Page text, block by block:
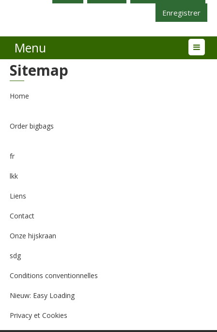
Enregistrer
Menu
Sitemap
Home
Order bigbags
fr
lkk
Liens
Contact
Onze hijskraan
sdg
Conditions conventionnelles
Nieuw: Easy Loading
Privacy et Cookies